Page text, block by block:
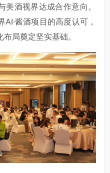
酒视界达成合作意向。
酱酒项目的高度认可，
局奠定坚实基础。